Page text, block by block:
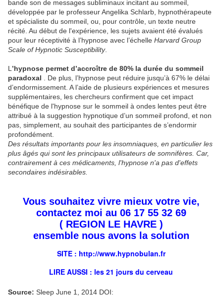
bande son de messages subliminaux incitant au sommeil,
développée par le professeur Angelika Schlarb, hypnothérapeute
et spécialiste du sommeil, ou, pour contrôle, un texte neutre
récité. Au début de l'expérience, les sujets avaient été évalués
pour leur réceptivité à l’hypnose avec l’échelle Harvard Group
Scale of Hypnotic Susceptibility.
L ’hypnose permet d’accroître de 80% la durée du sommeil
paradoxal
. De plus, l’hypnose peut réduire jusqu’à 67% le délai
d’endormissement. A l’aide de plusieurs expériences et mesures
supplémentaires, les chercheurs confirment que cet impact
bénéfique de l'hypnose sur le sommeil à ondes lentes peut être
attribué à la suggestion hypnotique d’un sommeil profond, et non
pas, simplement, au souhait des participantes de s’endormir
profondément.
Des résultats importants pour les insomniaques, en particulier les
plus âgés qui sont les principaux utilisateurs de somnifères. Car,
contrairement à ces médicaments, l'hypnose n'a pas d'effets
secondaires indésirables.
Vous souhaitez vivre mieux votre vie,
contactez moi au 06 17 55 32 69
( REGION LE HAVRE )
ensemble nous avons la solution
SITE : http://www.hypnobulan.fr
LIRE AUSSI : les 21 jours du cerveau
Source: Sleep June 1, 2014 DOI: